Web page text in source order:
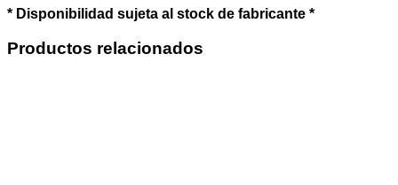
* Disponibilidad sujeta al stock de fabricante *
Productos relacionados